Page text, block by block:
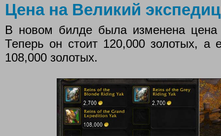
Цена на Великий
В новом билде была изменена цена
Теперь он стоит 120,000 золотых, а
108,000 золотых.